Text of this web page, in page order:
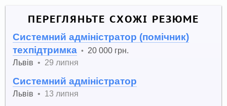
ПЕРЕГЛЯНЬТЕ СХОЖІ РЕЗЮМЕ
Системний адміністратор (помічник)
техпідтримка • 20 000 грн.
Львів • 29 липня
Системний адміністратор
Львів • 13 липня